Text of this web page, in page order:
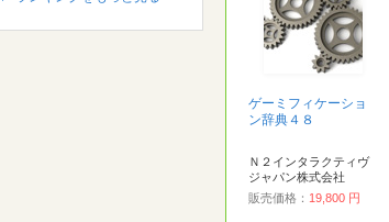
ゲーミフィケーショ
ン辞典４８
Ｎ２インタラクティヴ
ジャパン株式会社
販売価格： 19,800 円